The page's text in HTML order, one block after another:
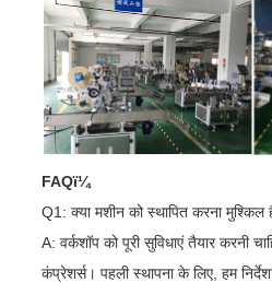
FAQï¼
Q1: क्या मशीन को स्थापित करना मुश्किल
A: वर्कशॉप को पूरी सुविधाएं तैयार करनी
कंप्रेशर्स। पहली स्थापना के लिए, हम